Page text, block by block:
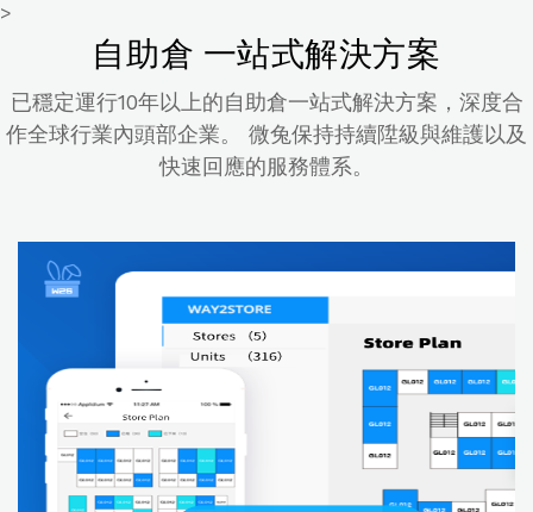
>
自助倉 一站式解決方案
已穩定運行10年以上的自助倉一站式解決方案，深度合
作全球行業內頭部企業。
微兔保持持續陞級與維護以及
快速回應的服務體系。